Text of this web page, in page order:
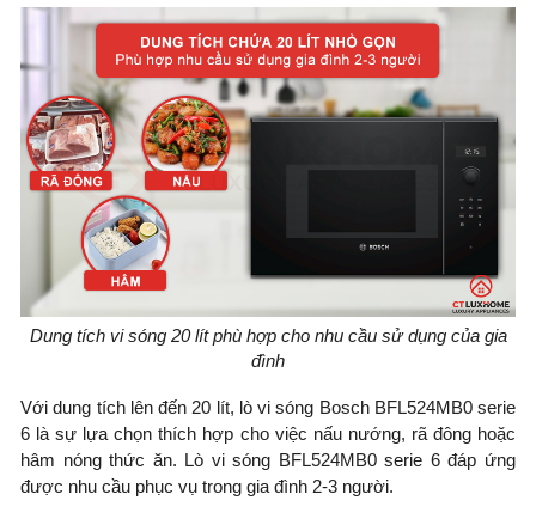
Dung tích vi sóng 20 lít phù hợp cho nhu cầu sử dụng của gia
đình
Với dung tích lên đến 20 lít, lò vi sóng Bosch BFL524MB0 serie
6 là sự lựa chọn thích hợp cho việc nấu nướng, rã đông hoặc
hâm nóng thức ăn. Lò vi sóng BFL524MB0 serie 6 đáp ứng
được nhu cầu phục vụ trong gia đình 2-3 người.